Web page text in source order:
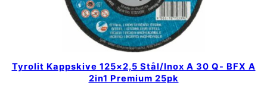
Tyrolit Kappskive 125×2,5 Stål/Inox A 30 Q- BFX A
2in1 Premium 25pk